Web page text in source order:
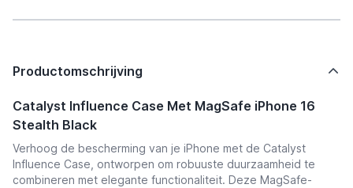
Productomschrijving
Catalyst Influence Case Met MagSafe iPhone 16
Stealth Black
Verhoog de bescherming van je iPhone met de Catalyst
Influence Case, ontworpen om robuuste duurzaamheid te
combineren met elegante functionaliteit. Deze MagSafe-